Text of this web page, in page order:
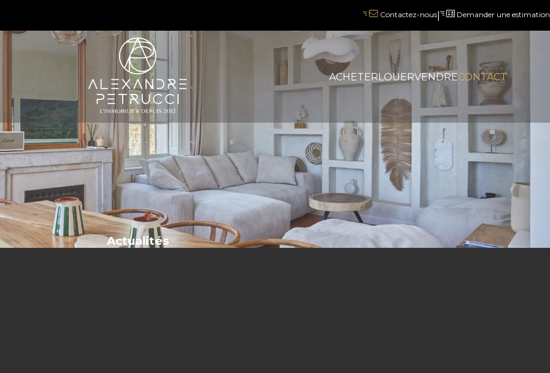
Contactez-nous Demander une estimation
ACHETERLOUERVENDRECONTACT
Actualités